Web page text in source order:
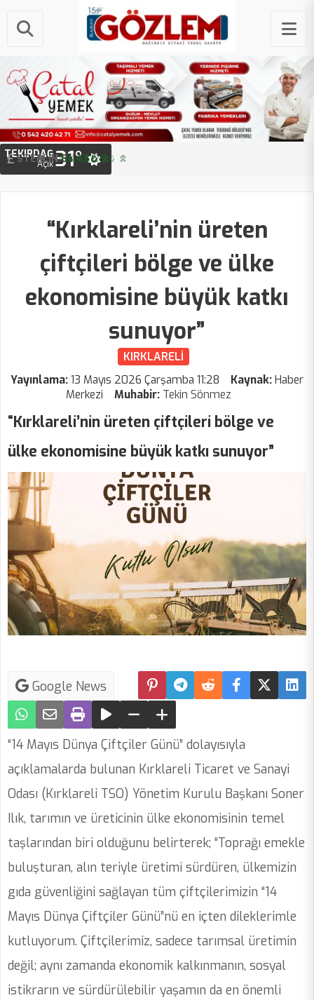
STERLIN 64.47 ₺
TEKIRDAĞ
Açık31°
“Kırklareli’nin üreten
çiftçileri bölge ve ülke
ekonomisine büyük katkı
sunuyor”
KIRKLARELİ
Yayınlama:13 Mayıs 2026 Çarşamba 11:28 Kaynak:Haber
Merkezi
Muhabir: Tekin Sönmez
“Kırklareli’nin üreten çiftçileri bölge ve
ülke ekonomisine büyük katkı sunuyor”
Google News
“14 Mayıs Dünya Çiftçiler Günü” dolayısıyla
açıklamalarda bulunan Kırklareli Ticaret ve Sanayi
Odası (Kırklareli TSO) Yönetim Kurulu Başkanı Soner
Ilık, tarımın ve üreticinin ülke ekonomisinin temel
taşlarından biri olduğunu belirterek; “Toprağı emekle
buluşturan, alın teriyle üretimi sürdüren, ülkemizin
gıda güvenliğini sağlayan tüm çiftçilerimizin “14
Mayıs Dünya Çiftçiler Günü”nü en içten dileklerimle
kutluyorum. Çiftçilerimiz, sadece tarımsal üretimin
değil; aynı zamanda ekonomik kalkınmanın, sosyal
istikrarın ve sürdürülebilir yaşamın da en önemli